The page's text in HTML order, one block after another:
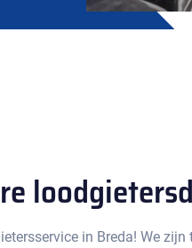
in Breda!​ We